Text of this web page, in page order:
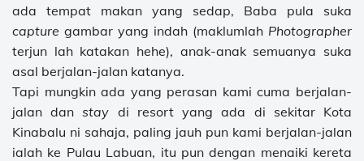
ada tempat makan yang sedap, Baba pula suka
capture gambar yang indah (maklumlah Photographer
terjun lah katakan hehe), anak-anak semuanya suka
asal berjalan-jalan katanya.
Tapi mungkin ada yang perasan kami cuma berjalan-
jalan danstay di resort yang ada di sekitar Kota
Kinabalu ni sahaja, paling jauh pun kami berjalan-jalan
ialah ke Pulau Labuan, itu pun dengan menaiki kereta